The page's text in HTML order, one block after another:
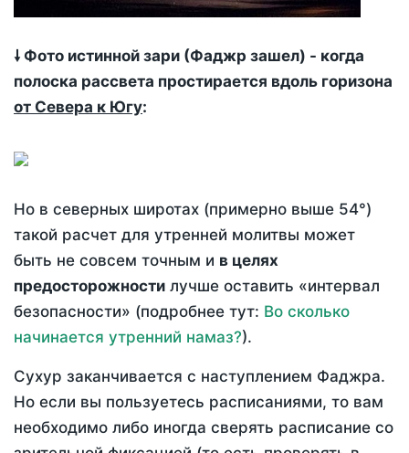
🠗 Фото истинной зари (Фаджр зашел) - когда
полоска рассвета простирается вдоль горизона
от Севера к Югу:
Но в северных широтах (примерно выше 54°)
такой расчет для утренней молитвы может
быть не совсем точным и в целях
предосторожности лучше оставить «интервал
безопасности» (подробнее тут: Во сколько
начинается утренний намаз?).
Сухур заканчивается с наступлением Фаджра.
Но если вы пользуетесь расписаниями, то вам
необходимо либо иногда сверять расписание со